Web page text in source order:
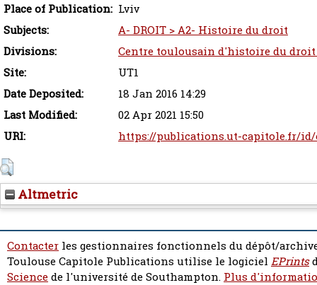
Place of Publication: Lviv
Subjects:
A- DROIT > A2- Histoire du droit
Divisions:
Centre toulousain d'histoire du droit
Site:
UT1
Date Deposited:
18 Jan 2016 14:29
Last Modified:
02 Apr 2021 15:50
URI:
https://publications.ut-capitole.fr/id/
Altmetric
Contacter les gestionnaires fonctionnels du dépôt/
Toulouse Capitole Publications utilise le logiciel EPrints
Sciencede l'université de Southampton. Plus